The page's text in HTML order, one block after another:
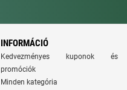
INFORMÁCIÓ
Kedvezményes kuponok és
promóciók
Minden kategória